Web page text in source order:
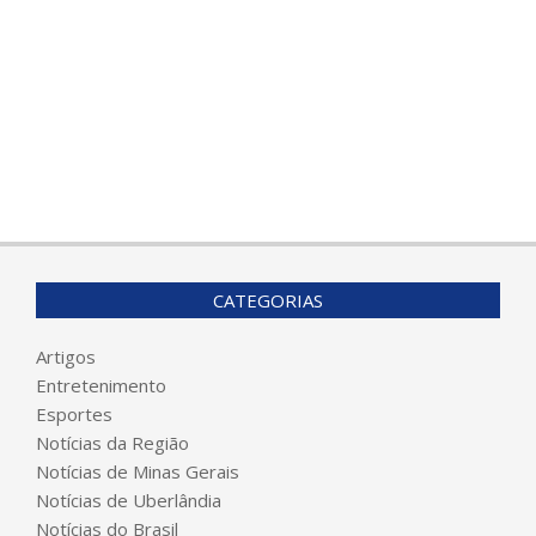
CATEGORIAS
Artigos
Entretenimento
Esportes
Notícias da Região
Notícias de Minas Gerais
Notícias de Uberlândia
Notícias do Brasil